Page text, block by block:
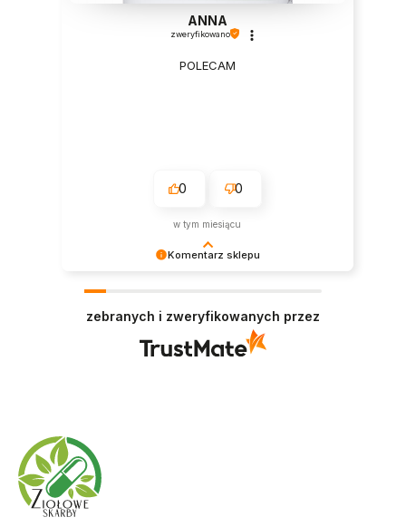
Komentarz sklepu
Doceniamy czas i wysiłek włożony w podzielenie
się z nami Twoimi doświadczeniami. Do
ANNA
zweryfikowano
POLECAM
0 0
w tym miesiącu
zebranych i zweryfikowanych przez